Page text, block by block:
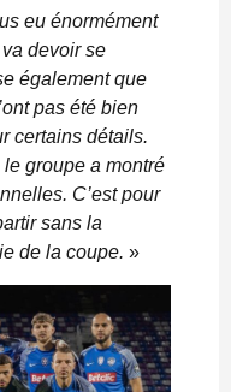
eu énormément
devoir se
également que
pas été bien
certains détails.
groupe a montré
C’est pour
sans la
de la coupe. »